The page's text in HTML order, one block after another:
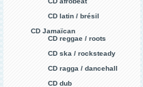
CD latin / brésil
CD Jamaïcan
CD reggae / roots
CD ska / rocksteady
CD ragga / dancehall
CD dub